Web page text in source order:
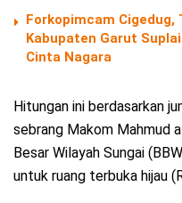
Forkopimcam Cigedug,
Kabupaten Garut
Cinta Nagara
Hitungan ini berdasarkan
sebrang Makom Mahmud
Besar Wilayah Sungai
untuk ruang terbuka hijau